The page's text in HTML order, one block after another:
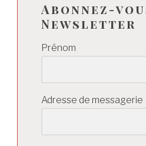
Abonnez-
Newsletter
Prénom
Adresse de messagerie